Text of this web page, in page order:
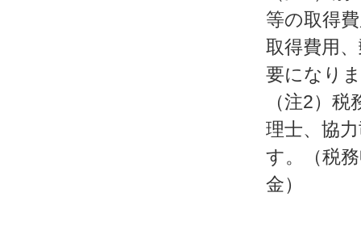
等の取得
取得費用
要になり
（注2）
理士、協
す。（税
金）